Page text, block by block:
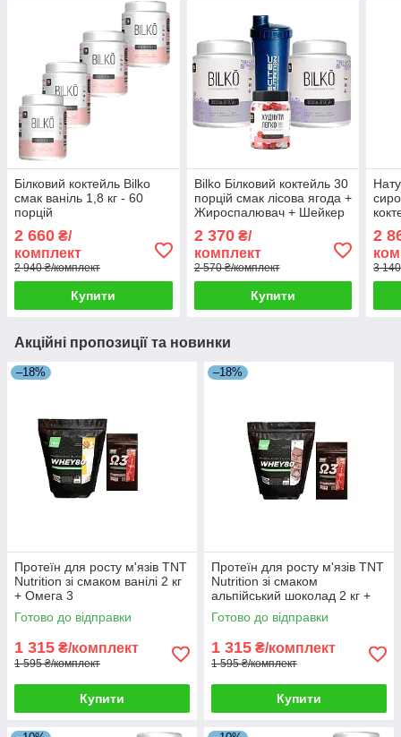
Білковий коктейль Bilko
смак ваніль 1,8 кг - 60
порцій
2 660 ₴/
комплект
2 940 ₴/комплект
Купити
Bilko Білковий коктейль 30
порцій смак лісова ягода +
Жироспалювач + Шейкер
2 370₴/
комплект
2 570 ₴/комплект
Купити
1,8
2
3
Акційні пропозиції та новинки
–18%
Протеїн для росту м'язів TNT
Nutrition зі смаком ванілі 2 кг
+ Омега 3
Готово до відправки
1 315 ₴/комплект
1 595 ₴/комплект
Купити
–18%
Протеїн для росту м'язів TNT
Nutrition зі смаком
альпійський шоколад 2 кг +
Омега 3
Готово до відправки
1 315 ₴/комплект
1 595 ₴/комплект
Купити